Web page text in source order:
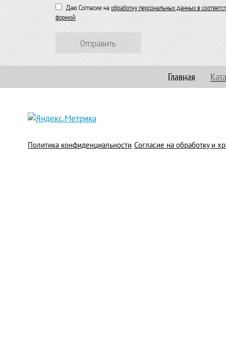
Даю Согласие наобработку персональных данных в
формой
Отправить
Главная
Политика конфиденциальности Согласие на обработку и